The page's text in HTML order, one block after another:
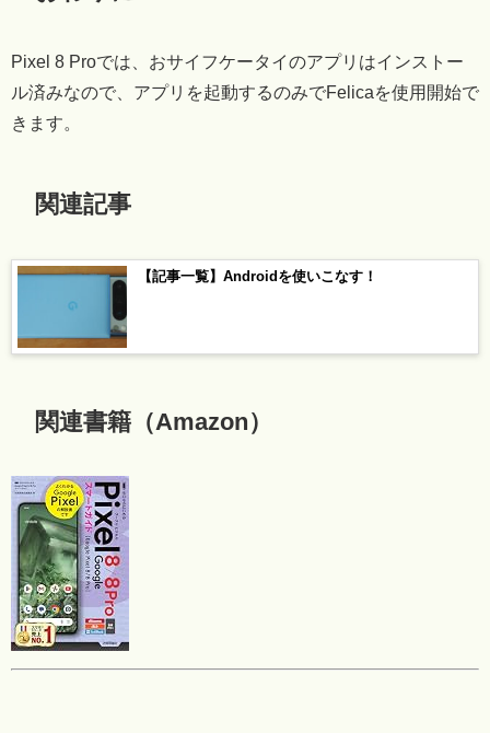
Pixel 8 Proでは、おサイフケータイのアプリはインストー
ル済みなので、アプリを起動するのみでFelicaを使用開始で
きます。
関連記事
【記事一覧】Androidを使いこなす！
関連書籍（Amazon）